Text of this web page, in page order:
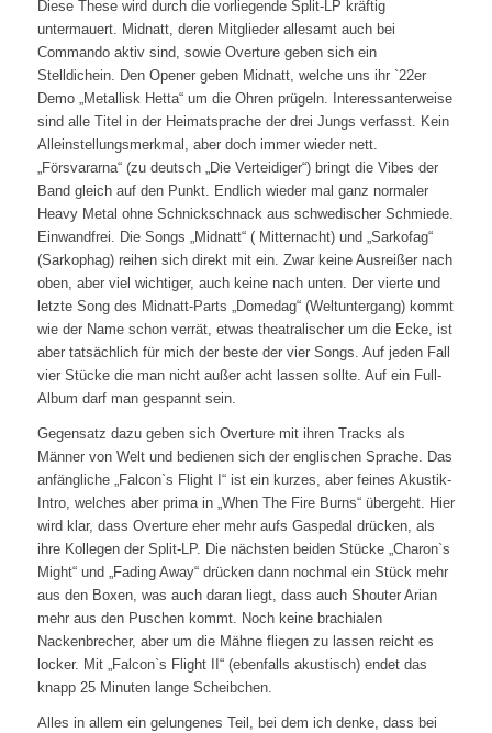
Diese These wird durch die vorliegende Split-LP kräftig
untermauert. Midnatt, deren Mitglieder allesamt auch bei
Commando aktiv sind, sowie Overture geben sich ein
Stelldichein. Den Opener geben Midnatt, welche uns ihr `22er
Demo „Metallisk Hetta“ um die Ohren prügeln. Interessanterweise
sind alle Titel in der Heimatsprache der drei Jungs verfasst. Kein
Alleinstellungsmerkmal, aber doch immer wieder nett.
„Försvararna“ (zu deutsch „Die Verteidiger“) bringt die Vibes der
Band gleich auf den Punkt. Endlich wieder mal ganz normaler
Heavy Metal ohne Schnickschnack aus schwedischer Schmiede.
Einwandfrei. Die Songs „Midnatt“ ( Mitternacht) und „Sarkofag“
(Sarkophag) reihen sich direkt mit ein. Zwar keine Ausreißer nach
oben, aber viel wichtiger, auch keine nach unten. Der vierte und
letzte Song des Midnatt-Parts „Domedag“ (Weltuntergang) kommt
wie der Name schon verrät, etwas theatralischer um die Ecke, ist
aber tatsächlich für mich der beste der vier Songs. Auf jeden Fall
vier Stücke die man nicht außer acht lassen sollte. Auf ein Full-
Album darf man gespannt sein.
Gegensatz dazu geben sich Overture mit ihren Tracks als
Männer von Welt und bedienen sich der englischen Sprache. Das
anfängliche „Falcon`s Flight I“ ist ein kurzes, aber feines Akustik-
Intro, welches aber prima in „When The Fire Burns“ übergeht. Hier
wird klar, dass Overture eher mehr aufs Gaspedal drücken, als
ihre Kollegen der Split-LP. Die nächsten beiden Stücke „Charon`s
Might“ und „Fading Away“ drücken dann nochmal ein Stück mehr
aus den Boxen, was auch daran liegt, dass auch Shouter Arian
mehr aus den Puschen kommt. Noch keine brachialen
Nackenbrecher, aber um die Mähne fliegen zu lassen reicht es
locker. Mit „Falcon`s Flight II“ (ebenfalls akustisch) endet das
knapp 25 Minuten lange Scheibchen.
Alles in allem ein gelungenes Teil, bei dem ich denke, dass bei